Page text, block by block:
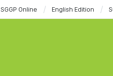
SGGP Online English Edition